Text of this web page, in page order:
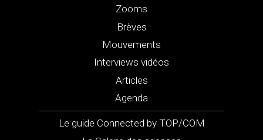
Zooms
Brèves
Mouvements
Interviews vidéos
Articles
Agenda
Le guide Connected by TOP/COM